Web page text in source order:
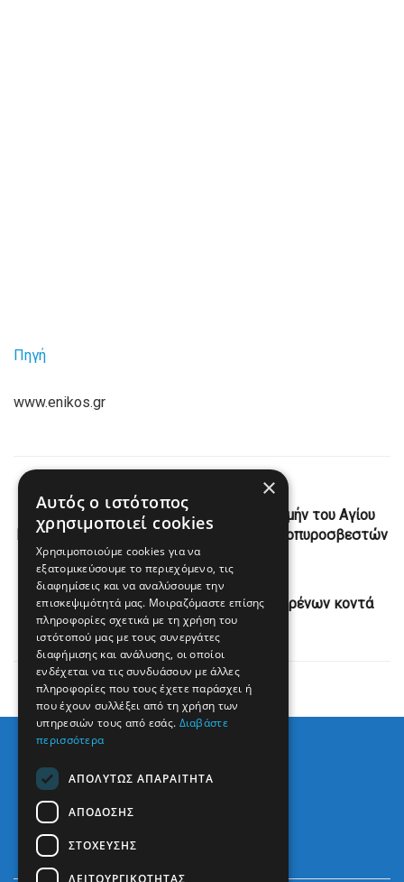
Πηγή
www.enikos.gr
Θεία Λειτουργία στην Πρέβεζα προς τιμήν του Αγίου
Εφραίμ – Προστάτη των Εθελοντών Δασοπυροσβεστών
Next Post
Ινδονησία: Δύο νεκροί από σύγκρουση τρένων κοντά
στην Τζακάρτα
×
Αυτός ο ιστότοπος
χρησιμοποιεί cookies
Χρησιμοποιούμε cookies για να
εξατομικεύσουμε το περιεχόμενο, τις
διαφημίσεις και να αναλύσουμε την
επισκεψιμότητά μας. Μοιραζόμαστε επίσης
πληροφορίες σχετικά με τη χρήση του
ιστότοπού μας με τους συνεργάτες
διαφήμισης και ανάλυσης, οι οποίοι
ενδέχεται να τις συνδυάσουν με άλλες
πληροφορίες που τους έχετε παράσχει ή
που έχουν συλλέξει από τη χρήση των
υπηρεσιών τους από εσάς. Διαβάστε
περισσότερα
ΑΠΟΛΎΤΩΣ ΑΠΑΡΑΊΤΗΤΑ
ΑΠΌΔΟΣΗΣ
ΣΤΌΧΕΥΣΗΣ
ΛΕΙΤΟΥΡΓΙΚΌΤΗΤΑΣ